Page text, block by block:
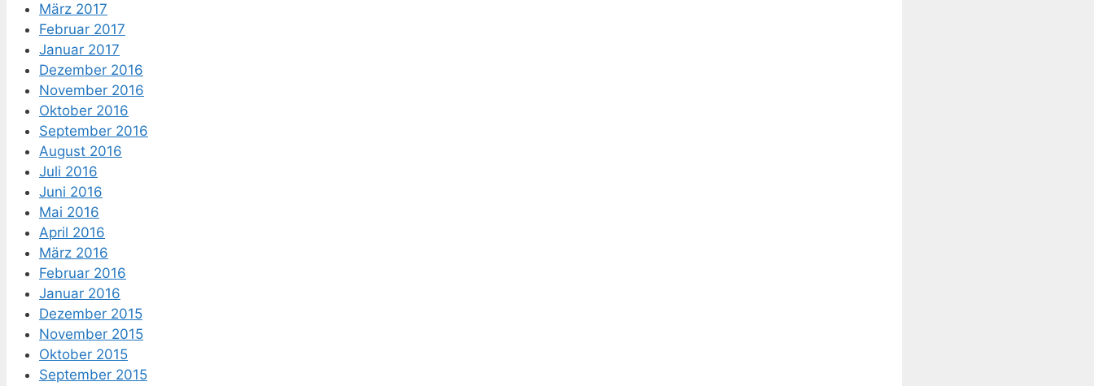
März 2017
Februar 2017
Januar 2017
Dezember 2016
November 2016
Oktober 2016
September 2016
August 2016
Juli 2016
Juni 2016
Mai 2016
April 2016
März 2016
Februar 2016
Januar 2016
Dezember 2015
November 2015
Oktober 2015
September 2015